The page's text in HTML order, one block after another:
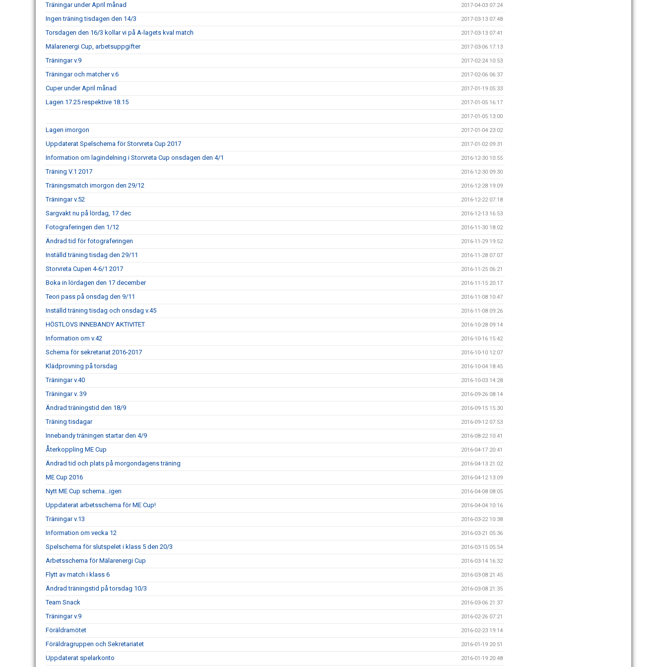
Träningar under April månad 2017-04-03 07:24
Ingen träning tisdagen den 14/3 2017-03-13 07:48
Torsdagen den 16/3 kollar vi på A-lagets kval match 2017-03-13 07:41
Mälarenergi Cup, arbetsuppgifter 2017-03-06 17:13
Träningar v.9 2017-02-24 10:53
Träningar och matcher v.6 2017-02-06 06:37
Cuper under April månad 2017-01-19 05:33
Lagen 17.25 respektive 18.15 2017-01-05 16:17
2017-01-05 13:00
Lagen imorgon 2017-01-04 23:02
Uppdaterat Spelschema för Storvreta Cup 2017 2017-01-02 09:31
Information om lagindelning i Storvreta Cup onsdagen den 4/1 2016-12-30 10:55
Träning V.1 2017 2016-12-30 09:30
Träningsmatch imorgon den 29/12 2016-12-28 19:09
Träningar v.52 2016-12-22 07:18
Sargvakt nu på lördag, 17 dec 2016-12-13 16:53
Fotograferingen den 1/12 2016-11-30 18:02
Ändrad tid för fotograferingen 2016-11-29 19:52
Inställd träning tisdag den 29/11 2016-11-28 07:07
Storvreta Cupen 4-6/1 2017 2016-11-25 06:21
Boka in lördagen den 17 december 2016-11-15 20:17
Teori pass på onsdag den 9/11 2016-11-08 10:47
Inställd träning tisdag och onsdag v.45 2016-11-08 09:26
HÖSTLOVS INNEBANDY AKTIVITET 2016-10-28 09:14
Information om v.42 2016-10-16 15:42
Schema för sekretariat 2016-2017 2016-10-10 12:07
Klädprovning på torsdag 2016-10-04 18:45
Träningar v.40 2016-10-03 14:28
Träningar v. 39 2016-09-26 08:14
Ändrad träningstid den 18/9 2016-09-15 15:30
Träning tisdagar 2016-09-12 07:53
Innebandy träningen startar den 4/9 2016-08-22 10:41
Återkoppling ME Cup 2016-04-17 20:41
Ändrad tid och plats på morgondagens träning 2016-04-13 21:02
ME Cup 2016 2016-04-12 13:09
Nytt ME Cup schema...igen 2016-04-08 08:05
Uppdaterat arbetsschema för ME Cup! 2016-04-04 10:16
Träningar v.13 2016-03-22 10:38
Information om vecka 12 2016-03-21 05:36
Spelschema för slutspelet i klass 5 den 20/3 2016-03-15 05:54
Arbetsschema för Mälarenergi Cup 2016-03-14 16:32
Flytt av match i klass 6 2016-03-08 21:45
Ändrad träningstid på torsdag 10/3 2016-03-08 21:35
Team Snack 2016-03-06 21:37
Träningar v.9 2016-02-26 07:21
Föräldramötet 2016-02-23 19:14
Föräldragruppen och Sekretariatet 2016-01-19 20:51
Uppdaterat spelarkonto 2016-01-19 20:48